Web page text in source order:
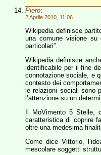
Piero:
2 Aprile 2010, 11:06
Wikipedia definisce
una comune visione
particolari”.
Wikipedia definisce
identificabile per il fine
connotazione sociale, e
contesto dei
le relazioni sociali sono
l’attenzione su un
Il MoVimento 5
caratteristica di coprire
oltre una medesima
Come dice Vittorio,
mescolare soggetti